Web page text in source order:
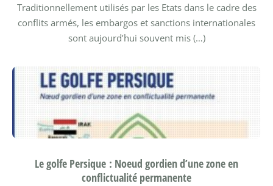
Traditionnellement utilisés par les Etats dans le cadre des
conflits armés, les embargos et sanctions internationales
sont aujourd’hui souvent mis (…)
Le golfe Persique : Noeud gordien d’une zone en
conflictualité permanente